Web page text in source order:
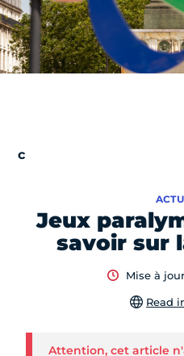
Jeux
savoir sur
Mise à
Read
Attention, cet article